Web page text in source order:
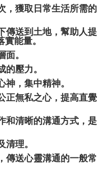
，獲取日常生活所需的
傳送到土地，幫助人提
能量。
。
壓力。
，集中精神。
正無私之心，提高直覺
和清晰的溝通方式，是
理。
傳送心靈溝通的一般常